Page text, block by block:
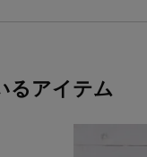
るアイテム